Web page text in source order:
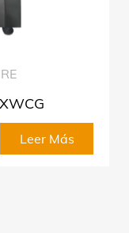
Leer Más